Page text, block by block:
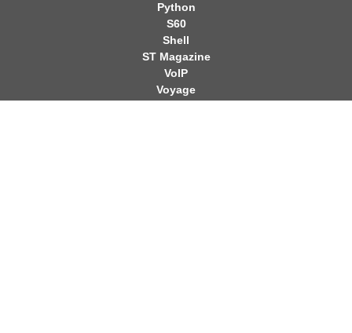
Python
S60
Shell
ST Magazine
VoIP
Voyage